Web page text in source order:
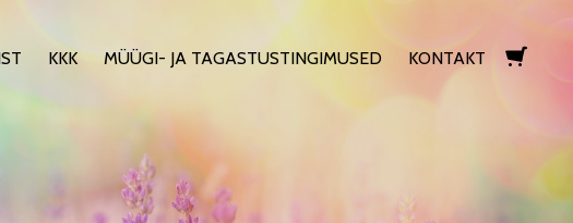
KKK MÜÜGI- JA TAGASTUSTINGIMUSED KONTAKT